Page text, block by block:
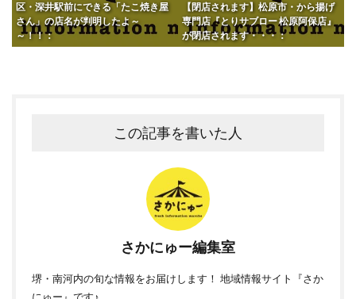
区・深井駅前にできる「たこ焼き屋
さん」の店名が判明したよ～
～！！：
【閉店されます】松原市・から揚げ
専門店『とりサブロー 松原阿保店』
が閉店されます・・・：
この記事を書いた人
さかにゅー編集室
堺・南河内の旬な情報をお届けします！ 地域情報サイト『さか